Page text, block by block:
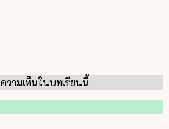
ความเห็นในบทเรียนนี้